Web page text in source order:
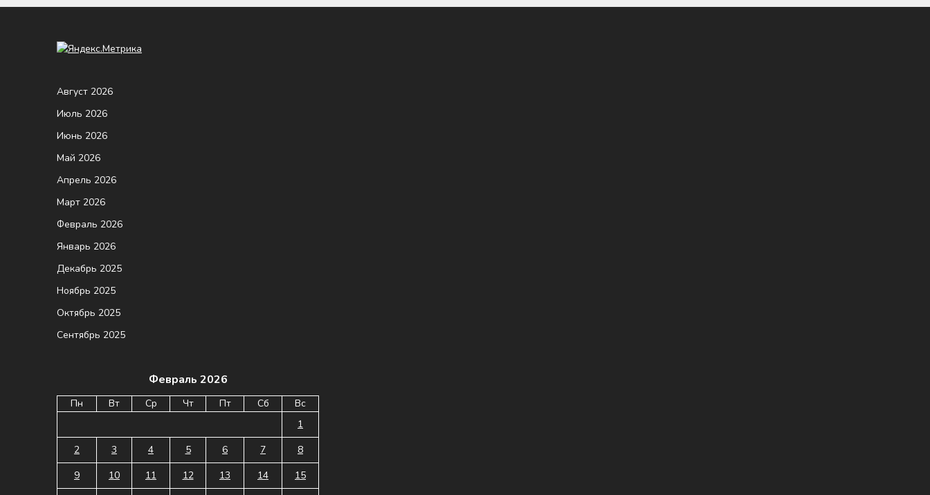
Август 2026
Июль 2026
Июнь 2026
Май 2026
Апрель 2026
Март 2026
Февраль 2026
Январь 2026
Декабрь 2025
Ноябрь 2025
Октябрь 2025
Сентябрь 2025
Февраль 2026
Пн Вт Ср Чт Пт Сб
Вс
1
2
3 4 5 6 7
8
9
10 11 12 13 14
15